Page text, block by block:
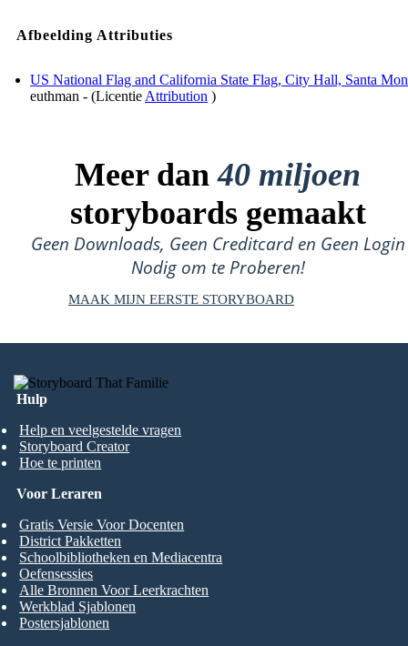
Afbeelding Attributies
US National Flag and California State Flag, City Hall, Santa
euthman - (LicentieAttribution )
Meer dan40 miljoen
storyboards gemaakt
Geen Downloads, Geen Creditcard en Geen Login
Nodig om te Proberen!
MAAK MIJN EERSTE STORYBOARD
Hulp
Help en veelgestelde vragen
Storyboard Creator
Hoe te printen
Voor Leraren
Gratis Versie Voor Docenten
District Pakketten
Schoolbibliotheken en Mediacentra
Oefensessies
Alle Bronnen Voor Leerkrachten
Werkblad Sjablonen
Postersjablonen